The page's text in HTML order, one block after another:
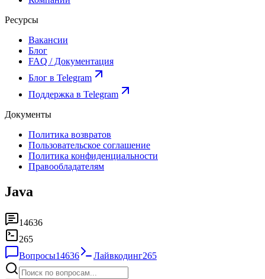
Ресурсы
Вакансии
Блог
FAQ / Документация
Блог в Telegram
Поддержка в Telegram
Документы
Политика возвратов
Пользовательское соглашение
Политика конфиденциальности
Правообладателям
Java
14636
265
Вопросы14636 Лайвкодинг265